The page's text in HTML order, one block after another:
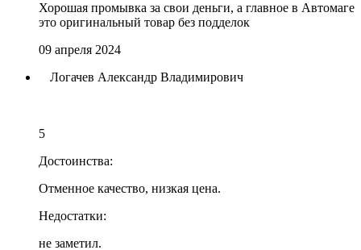
Хорошая промывка за свои деньги, а главное в Автомаге
это оригинальный товар без подделок
09 апреля 2024
Логачев Александр Владимирович
5
Достоинства:
Отменное качество, низкая цена.
Недостатки:
не заметил.